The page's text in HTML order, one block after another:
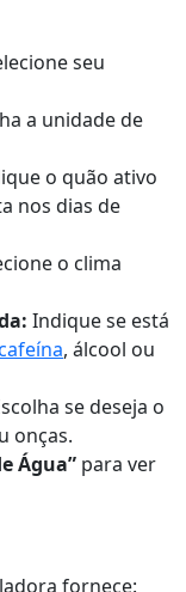
seu
a unidade de
o quão ativo
nos dias de
o clima
Indique se está
, álcool ou
se deseja o
onças.
Água” para ver
fornece: